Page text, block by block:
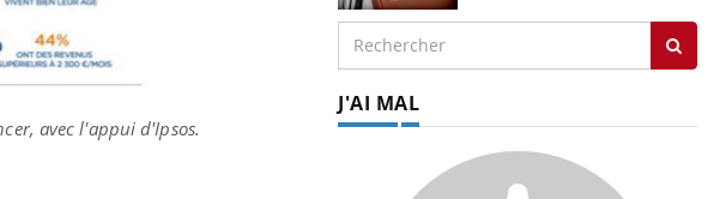
avec l'appui d'Ipsos.
J'AI MAL